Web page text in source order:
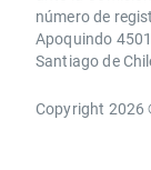
número de
Apoquindo
Santiago de
Copyright 2026